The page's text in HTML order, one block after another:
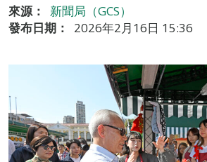
來源：
新聞局（GCS）
發布日期：
2026年2月16日 15:36